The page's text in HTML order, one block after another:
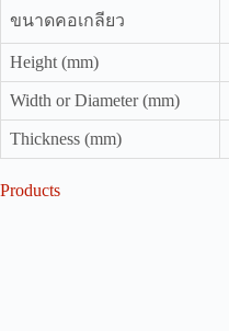
ขนาดคอเกลียว
Height (mm)
Width or Diameter (mm)
Thickness (mm)
Products